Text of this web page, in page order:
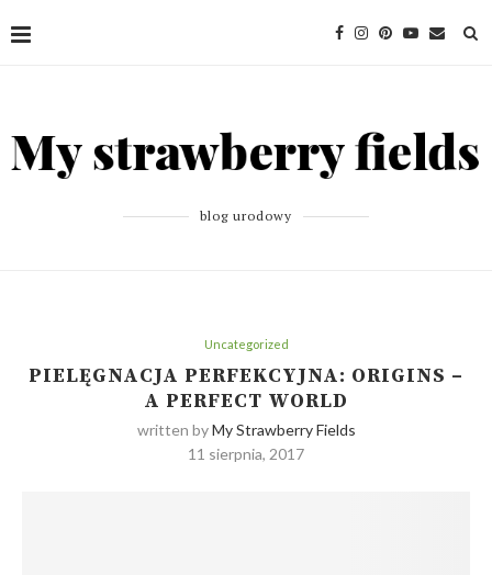
blog urodowy
Uncategorized
PIELĘGNACJA PERFEKCYJNA: ORIGINS –
A PERFECT WORLD
written byMy Strawberry Fields
11 sierpnia, 2017